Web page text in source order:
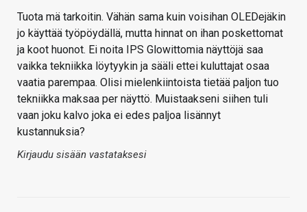
Tuota mä tarkoitin. Vähän sama kuin voisihan OLEDejäkin
jo käyttää työpöydällä, mutta hinnat on ihan poskettomat
ja koot huonot. Ei noita IPS Glowittomia näyttöjä saa
vaikka tekniikka löytyykin ja sääli ettei kuluttajat osaa
vaatia parempaa. Olisi mielenkiintoista tietää paljon tuo
tekniikka maksaa per näyttö. Muistaakseni siihen tuli
vaan joku kalvo joka ei edes paljoa lisännyt
kustannuksia?
Kirjaudu sisään vastataksesi